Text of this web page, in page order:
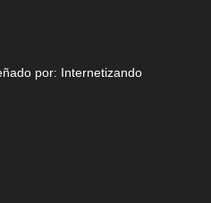
por: Internetizando